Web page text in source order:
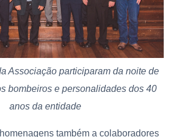
Associação participaram da noite de
bombeiros e personalidades dos 40
anos da entidade
também a colaboradores